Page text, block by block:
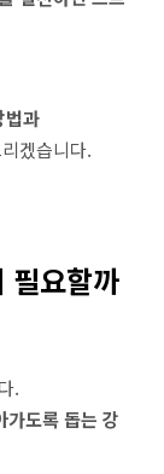
법과
겠습니다.
필요할까
.
가도록 돕는 강